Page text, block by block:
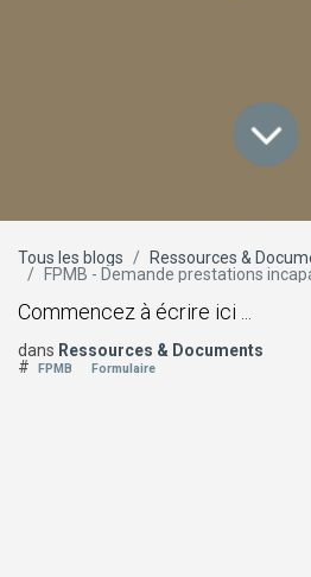
Tous les blogs
Ressources &
FPMB - Demande prestations
Commencez à écrire ici ...
dans Ressources & Documents
#
FPMB Formulaire